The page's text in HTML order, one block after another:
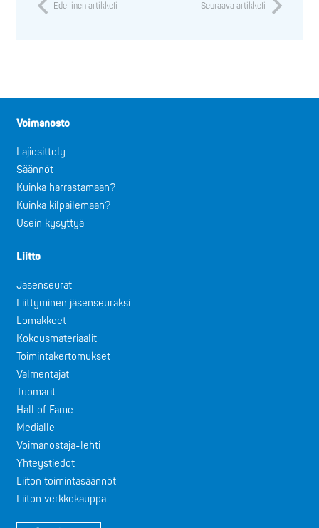
Edellinen artikkeli Seuraava artikkeli
Voimanosto
Lajiesittely
Säännöt
Kuinka harrastamaan?
Kuinka kilpailemaan?
Usein kysyttyä
Liitto
Jäsenseurat
Liittyminen jäsenseuraksi
Lomakkeet
Kokousmateriaalit
Toimintakertomukset
Valmentajat
Tuomarit
Hall of Fame
Medialle
Voimanostaja-lehti
Yhteystiedot
Liiton toimintasäännöt
Liiton verkkokauppa